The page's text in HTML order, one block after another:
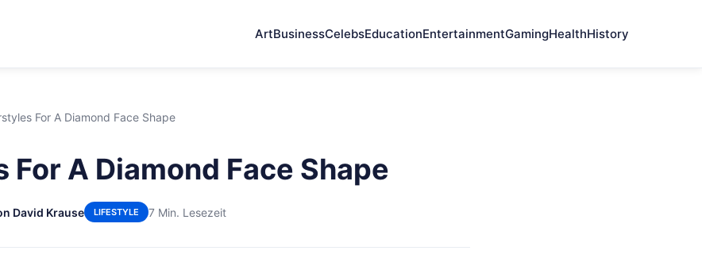
ArtBusinessCelebsEducationEntertainmentGamingHealthHistory
For A Diamond Face Shape
For A Diamond Face Shape
David Krause LIFESTYLE 7 Min. Lesezeit